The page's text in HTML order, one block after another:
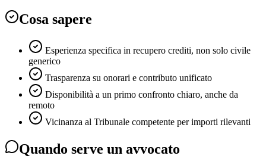
Cosa sapere
Esperienza specifica in recupero crediti, non solo civile
generico
Trasparenza su onorari e contributo unificato
Disponibilità a un primo confronto chiaro, anche da
remoto
Vicinanza al Tribunale competente per importi rilevanti
Quando serve un avvocato